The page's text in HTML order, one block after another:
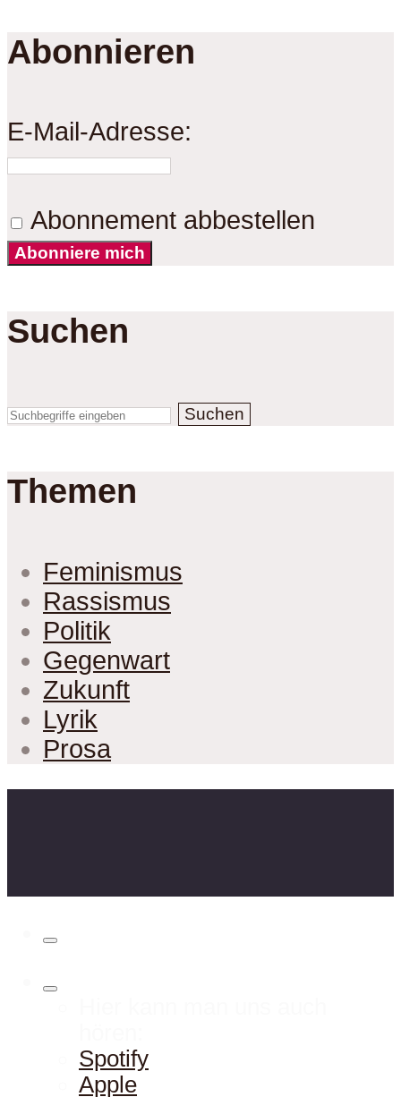
Abonnieren
E-Mail-Adresse:
Abonnement abbestellen
Abonniere mich
Suchen
Suchen
Themen
Feminismus
Rassismus
Politik
Gegenwart
Zukunft
Lyrik
Prosa
Spotify
Apple